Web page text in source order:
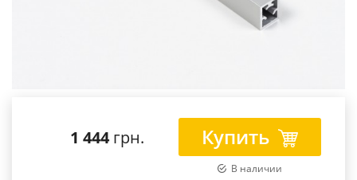
1 444 грн. Купить
В наличии